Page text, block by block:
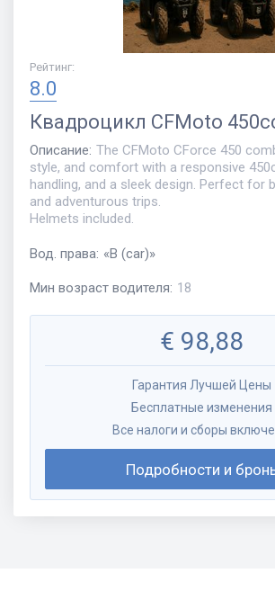
Рейтинг:
8.0
Квадроцикл CFMoto
Описание: The CFMoto CForce 450
style, and comfort with a responsive
handling, and a sleek design. Perfect for
and adventurous trips.
Helmets included.
Вод. права: «B (car)»
Мин возраст водителя: 18
€ 98,88
Гарантия Лучшей Цены
Бесплатные изменения
Все налоги и сборы
Подробности и